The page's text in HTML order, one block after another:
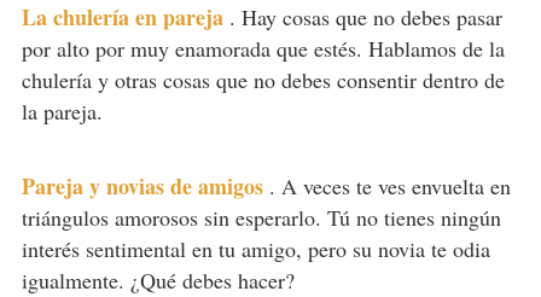
La chulería en pareja . Hay cosas que no debes pasar
por alto por muy enamorada que estés. Hablamos de la
chulería y otras cosas que no debes consentir dentro de
la pareja.
Pareja y novias de amigos . A veces te ves envuelta en
triángulos amorosos sin esperarlo. Tú no tienes ningún
interés sentimental en tu amigo, pero su novia te odia
igualmente. ¿Qué debes hacer?